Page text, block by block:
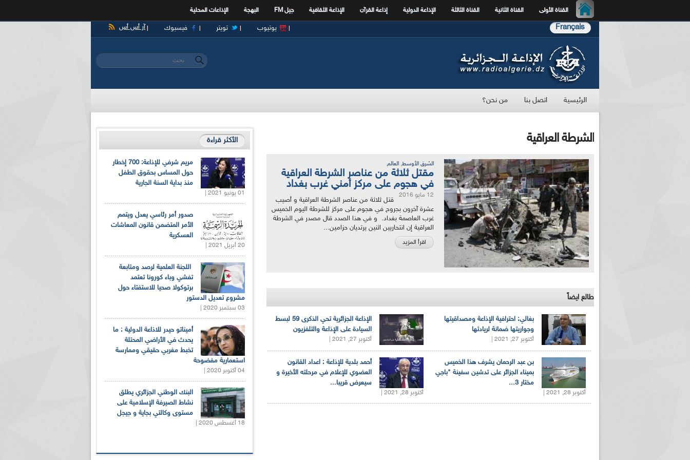
القناة الأولى القناة الثانية القناة الثالثة الإذاعة الدولية إذاعة القرآن الإذاعة الثقافية جيل FM البهجة الإذاعات المحلية
Français آر أس أس فيسبوك تويتر يوتيوب
استمارة البحث
‏بحث ‏
الرئيسية اتصل بنا من نحن؟
الشرطة العراقية
الشرق الأوسط, العالم
مقتل ثلاثة من عناصر الشرطة العراقية
في هجوم على مركز أمني غرب بغداد
12 مايو 2016
قتل ثلاثة من عناصر الشرطة العراقية و أصيب
عشرة آخرون بجروح في هجوم على مركز للشرطة اليوم الخميس
غرب العاصمة بغداد. و في هذا الصدد قال مصدر في الشرطة
العراقية إن انتحاريين اثنين يرتديان حزامين...
اقرأ المزيد
طالع ايضاً
الإذاعة الجزائرية تحي الذكرى 59 لبسط
السيادة على الإذاعة والتلفزيون
أكتوبر 27, 2021 |
بغالي: احترافية الإذاعة ومصداقيتها
وجواريتها ضمانة لريادتها
أكتوبر 27, 2021 |
أحمد بلدية للإذاعة : اعداد القانون
العضوي للإعلام في مرحلته الأخيرة و
سيعرض قريبا...
أكتوبر 28, 2021 |
بن عبد الرحمان يشرف هذا الخميس
بميناء الجزائر على تدشين سفينة "باجي
مختار 3...
أكتوبر 28, 2021 |
الأكثر قراءة
مريم شرفي للإذاعة: 700 إخطار
حول المساس بحقوق الطفل
منذ بداية السنة الجارية
01 يونيو 2021 |
صدور أمر رئاسي يعدل ويتمم
الأمر المتضمن قانون المعاشات
العسكرية
20 أبريل 2021 |
اللجنة العلمية لرصد ومتابعة
تفشي وباء كورونا تعتمد
برتوكولا صحيا للاستفتاء حول
مشروع تعديل الدستور
03 سبتمبر 2020 |
أميناتو حيدر للاذاعة الدولية : ما
يحدث في الأراضي المحتلة
تخبط مغربي حقيقي وممارسة
استعمارية مفضوحة
04 أكتوبر 2020 |
البنك الوطني الجزائري يطلق
نشاط الصيرفة الإسلامية على
مستوى وكالتي بجاية و جيجل
18 أغسطس 2020 |